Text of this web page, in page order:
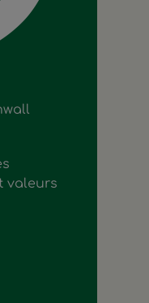
valeurs